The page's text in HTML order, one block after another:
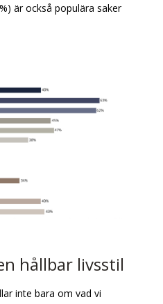
är också populära saker
hållbar livsstil
inte bara om vad vi